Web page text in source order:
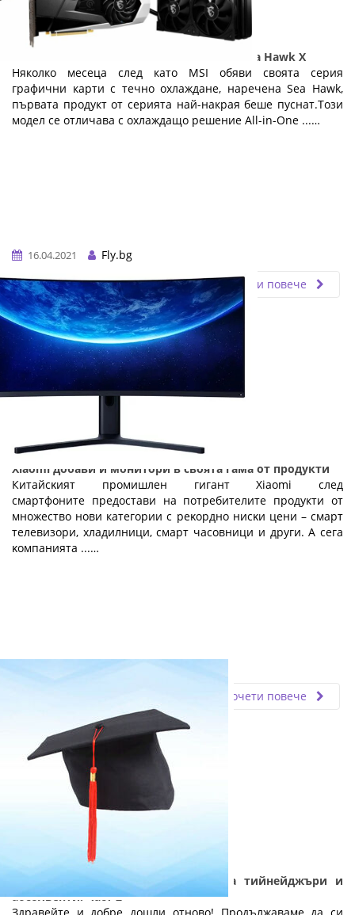
MSI официално пусна GeForce RTX 3080 Sea Hawk X
Няколко месеца след като MSI обяви своята серия
графични карти с течно охлаждане, наречена Sea Hawk,
първата продукт от серията най-накрая беше пуснат.Този
модел се отличава с охлаждащо решение All-in-One ...…
16.04.2021
Fly.bg
Прочети повече
Хіаоmі добави и монитори в своята гама от продукти
Китaйcĸият пpoмишлeн гигaнт Хіаоmі след
смартфоните предостави на потребителите продукти от
множество нови категории c peĸopднo ниcĸи цeни – cмapт
тeлeвизopи, xлaдилници, cмapт чacoвници и дpyги. A ceгa
ĸoмпaниятa ...…
Fly.bg
Прочети повече
Практични и полезни подаръци за тийнейджъри и
абсолвенти: Част 2